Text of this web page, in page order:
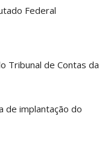
Federal
Tribunal de Contas da
de implantação do
Mostram A